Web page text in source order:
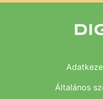
Általános